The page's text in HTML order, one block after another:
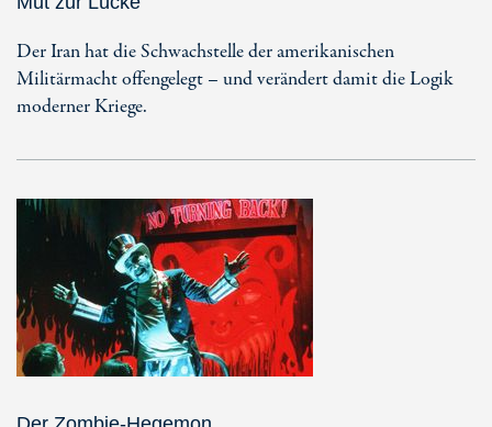
Der Iran hat die Schwachstelle der amerikanischen
Militärmacht offengelegt – und verändert damit die Logik
moderner Kriege.